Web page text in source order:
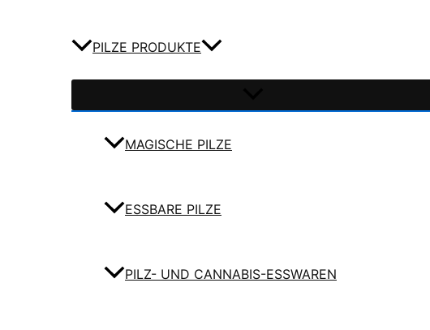
PILZE PRODUKTE
MAGISCHE PILZE
ESSBARE PILZE
PILZ- UND CANNABIS-ESSWAREN